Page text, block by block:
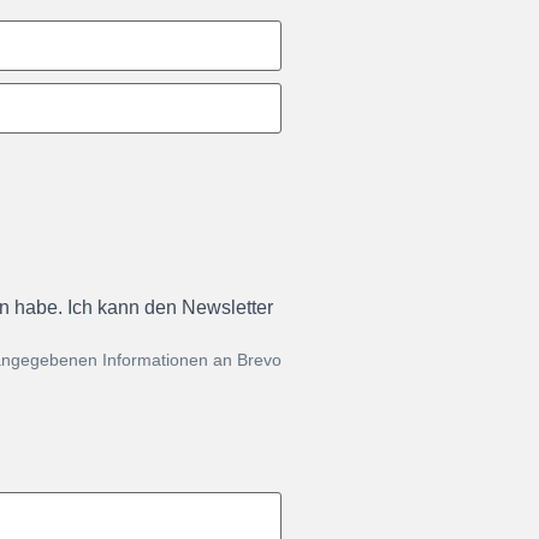
habe. Ich kann den Newsletter
Informationen an Brevo